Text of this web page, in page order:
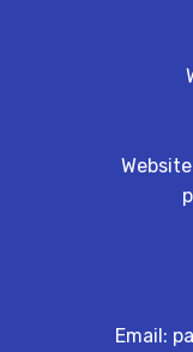
Email: